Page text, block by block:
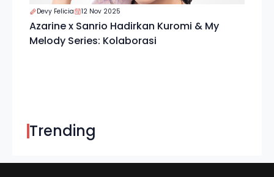
Devy Felicia 12 Nov 2025
Azarine x Sanrio Hadirkan Kuromi & My
Melody Series: Kolaborasi
Trending